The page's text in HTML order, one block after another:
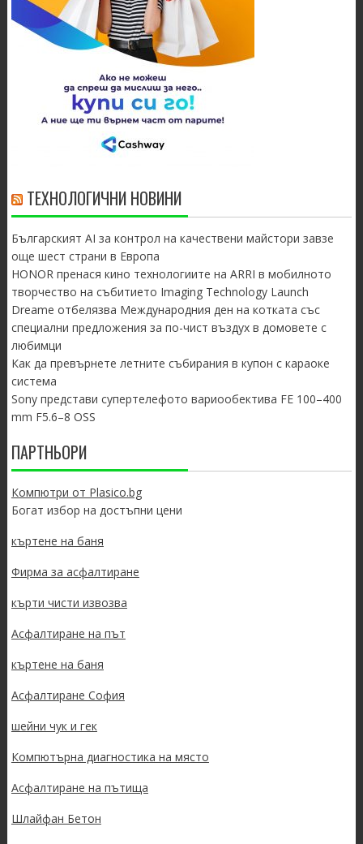
ТЕХНОЛОГИЧНИ НОВИНИ
Българският AI за контрол на качествени майстори завзе
още шест страни в Европа
HONOR пренася кино технологиите на ARRI в мобилното
творчество на събитието Imaging Technology Launch
Dreame отбелязва Международния ден на котката със
специални предложения за по-чист въздух в домовете с
любимци
Как да превърнете летните събирания в купон с караоке
система
Sony представи супертелефото вариообектива FE 100–400
mm F5.6–8 OSS
ПАРТНЬОРИ
Компютри от Plasico.bg
Богат избор на достъпни цени
къртене на баня
Фирма за асфалтиране
кърти чисти извозва
Асфалтиране на път
къртене на баня
Асфалтиране София
шейни чук и гек
Компютърна диагностика на място
Асфалтиране на пътища
Шлайфан Бетон